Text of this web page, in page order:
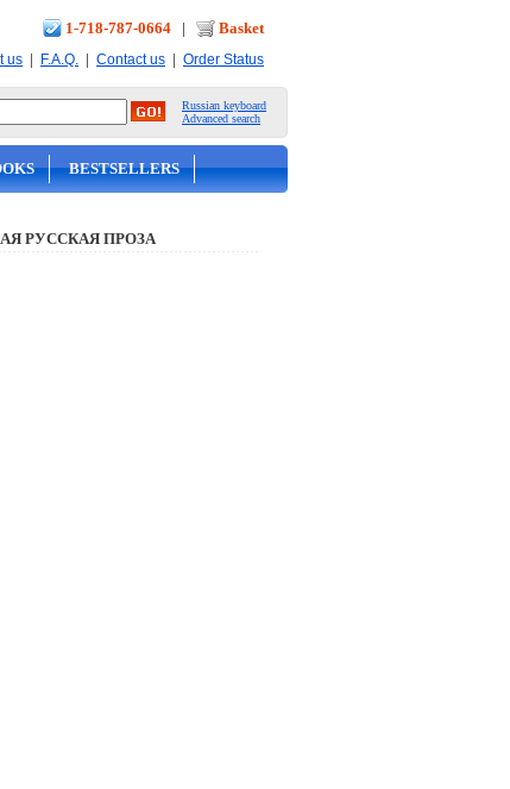
1-718-787-0664 | Basket
us | F.A.Q. | Contact us | Order Status
Russian keyboard
Advanced search
BESTSELLERS
РУССКАЯ ПРОЗА